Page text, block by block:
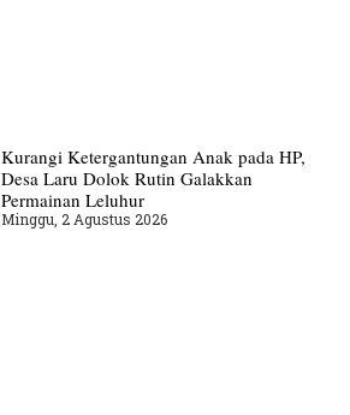
Kurangi Ketergantungan Anak pada HP,
Desa Laru Dolok Rutin Galakkan
Permainan Leluhur
Minggu, 2 Agustus 2026